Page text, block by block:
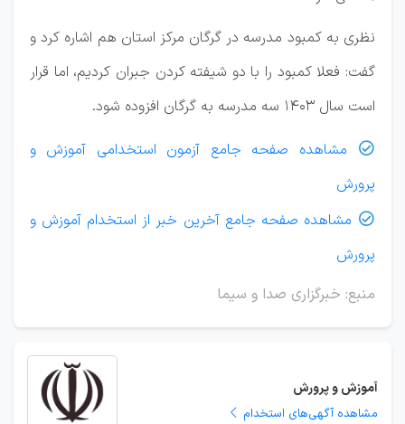
نظری به کمبود مدرسه در گرگان مرکز استان هم اشاره کرد و
گفت: فعلا کمبود را با دو شیفته کردن جبران کردیم، اما قرار
است سال ۱۴۰۳ سه مدرسه به گرگان افزوده شود.

مشاهده صفحه جامع آزمون استخدامی آموزش و
پرورش
 مشاهده صفحه جامع آخرین خبر از استخدام آموزش و
پرورش
منبع: خبرگزاری صدا و سیما
آموزش و پرورش
مشاهده آگهی‌های استخدام